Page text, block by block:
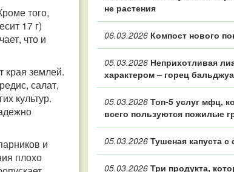
того,
17 г)
что и
края землей.
салат,
культур.
и
плохо
не растения
06.03.2026 Компост нового
05.03.2026 Неприхотливая
характером – горец
05.03.2026 Топ‑5 услуг мфц,
всего пользуются пожилые
05.03.2026 Тушеная капуста
05.03.2026 Три продукта,